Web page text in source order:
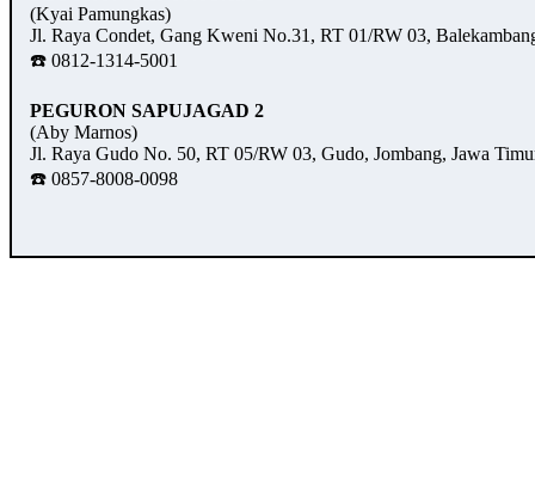
(Kyai Pamungkas)
Jl. Raya Condet, Gang Kweni No.31, RT 01/RW 03,
☎️ 0812-1314-5001
PEGURON SAPUJAGAD 2
(Aby Marnos)
Jl. Raya Gudo No. 50, RT 05/RW 03, Gudo, Jombang, Jawa
☎️ 0857-8008-0098